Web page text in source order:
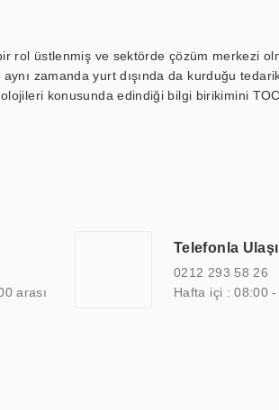
rol üstlenmiş ve sektörde çözüm merkezi
zamanda yurt dışında da kurduğu
konusunda edindiği bilgi birikimini
sahip olup, etik değerlere bağlı
öne çıkmasına ve sürekli gelişimine katkı
arası
Telefonla
0212 293 58 26
Hafta içi : 08:00 -